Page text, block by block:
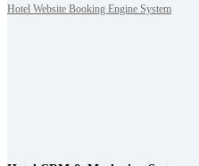
Hotel Website Booking Engine System